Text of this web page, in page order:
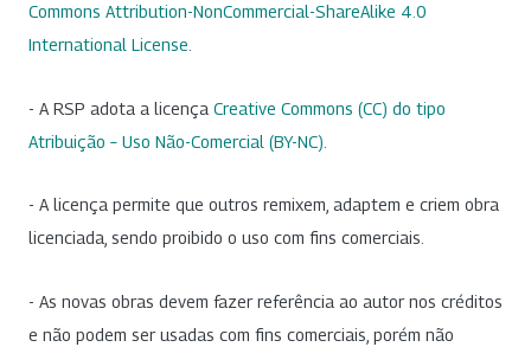
Commons Attribution-NonCommercial-ShareAlike 4.0
International License
- A RSP adota a licença Creative Commons (CC) do tipo
Atribuição – Uso Não-Comercial (BY-NC)
- A licença permite que outros remixem, adaptem e criem obra
licenciada, sendo proibido o uso com fins comerciais.
- As novas obras devem fazer referência ao autor nos créditos
e não podem ser usadas com fins comerciais, porém não